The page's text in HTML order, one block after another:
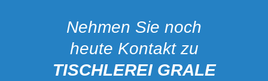
Nehmen Sie noch
heute Kontakt zu
TISCHLEREI GRALE